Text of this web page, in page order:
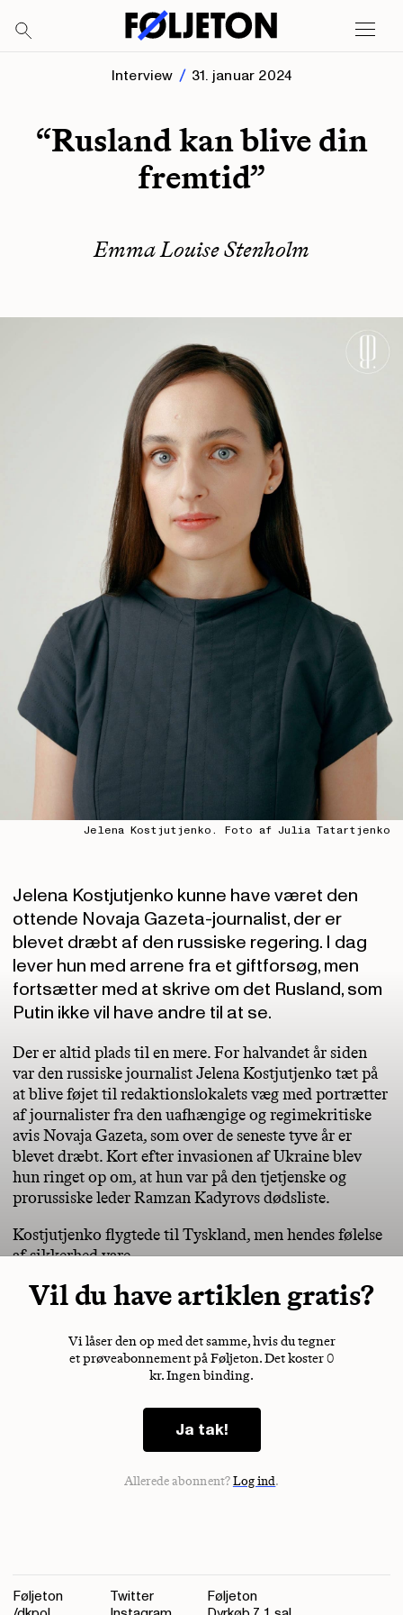
Interview 31. januar 2024
“Rusland kan blive din
fremtid”
Emma Louise Stenholm
Jelena Kostjutjenko. Foto af Julia Tatartjenko
Jelena Kostjutjenko kunne have været den
ottende Novaja Gazeta-journalist, der er
blevet dræbt af den russiske regering. I dag
lever hun med arrene fra et giftforsøg, men
fortsætter med at skrive om det Rusland, som
Putin ikke vil have andre til at se.
Der er altid plads til en mere. For halvandet år siden
var den russiske journalist Jelena Kostjutjenko tæt på
at blive føjet til redaktionslokalets væg med portrætter
af journalister fra den uafhængige og regimekritiske
avis Novaja Gazeta, som over de seneste tyve år er
blevet dræbt. Kort efter invasionen af Ukraine blev
hun ringet op om, at hun var på den tjetjenske og
prorussiske leder Ramzan Kadyrovs dødsliste.
Kostjutjenko flygtede til Tyskland, men hendes følelse
af sikkerhed vare
Vil du have artiklen gratis?
Vi låser den op med det samme, hvis du tegner
et prøveabonnement på Føljeton. Det koster 0
kr. Ingen binding.
Ja tak!
Allerede abonnent?Log ind.
Føljeton
Twitter
Føljeton